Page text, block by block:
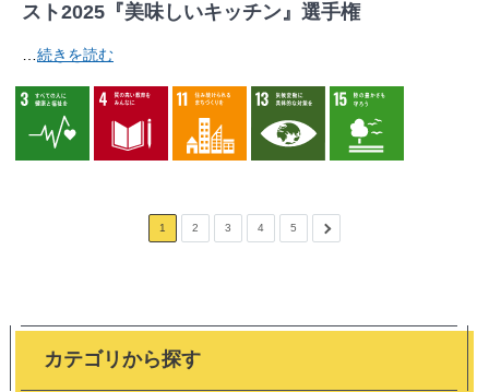
スト2025『美味しいキッチン』選手権
続きを読む
1 2 3 4 5
カテゴリから探す